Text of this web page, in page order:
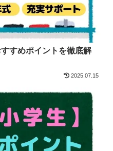
すめポイントを徹底解
2025.07.15